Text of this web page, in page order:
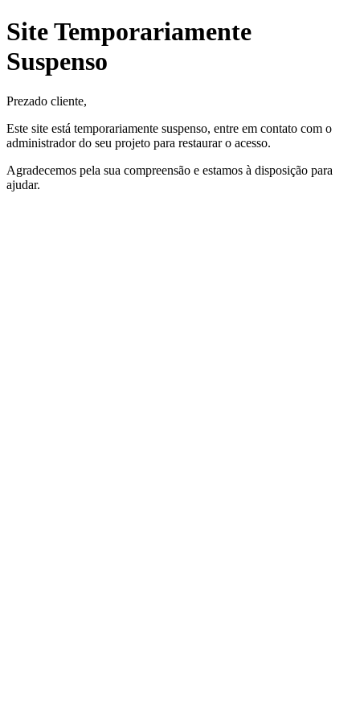
Site Temporariamente
Suspenso
Prezado cliente,
Este site está temporariamente suspenso, entre em contato com o
administrador do seu projeto para restaurar o acesso.
Agradecemos pela sua compreensão e estamos à disposição para
ajudar.